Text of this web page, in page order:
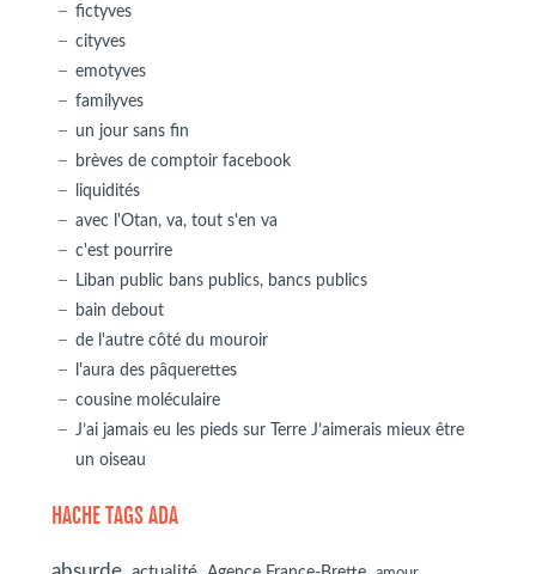
fictyves
cityves
emotyves
familyves
un jour sans fin
brèves de comptoir facebook
liquidités
avec l'Otan, va, tout s'en va
c'est pourrire
Liban public bans publics, bancs publics
bain debout
de l'autre côté du mouroir
l'aura des pâquerettes
cousine moléculaire
J’ai jamais eu les pieds sur Terre J’aimerais mieux être
un oiseau
HACHE TAGS ADA